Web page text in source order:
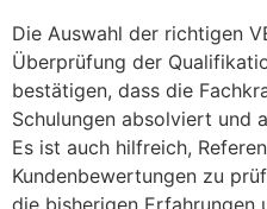
Die Auswahl der richtigen
Überprüfung der
bestätigen, dass die
Schulungen absolviert und
Es ist auch hilfreich,
Kundenbewertungen zu
die bisherigen Erfahrungen